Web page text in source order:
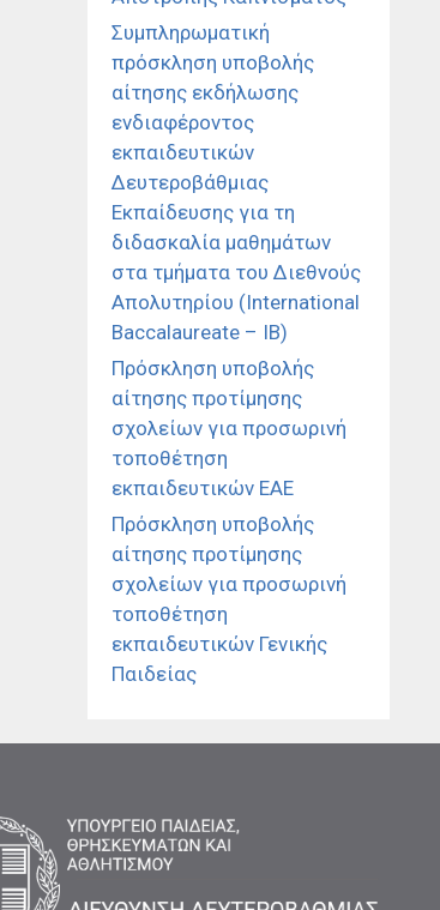
Συμπληρωματική
πρόσκληση υποβολής
αίτησης εκδήλωσης
ενδιαφέροντος
εκπαιδευτικών
Δευτεροβάθμιας
Εκπαίδευσης για τη
διδασκαλία μαθημάτων
στα τμήματα του Διεθνούς
Απολυτηρίου (International
Baccalaureate – IB)
Πρόσκληση υποβολής
αίτησης προτίμησης
σχολείων για προσωρινή
τοποθέτηση
εκπαιδευτικών ΕΑΕ
Πρόσκληση υποβολής
αίτησης προτίμησης
σχολείων για προσωρινή
τοποθέτηση
εκπαιδευτικών Γενικής
Παιδείας